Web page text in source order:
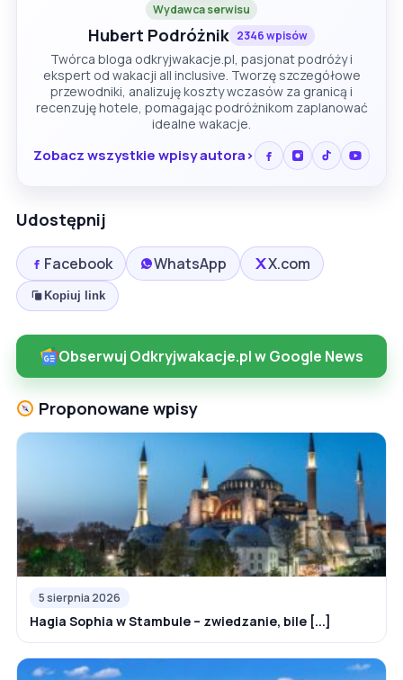
Wydawca serwisu
Hubert Podróżnik 2346 wpisów
Twórca bloga odkryjwakacje.pl, pasjonat podróży i
ekspert od wakacji all inclusive. Tworzę szczegółowe
przewodniki, analizuję koszty wczasów za granicą i
recenzuję hotele, pomagając podróżnikom zaplanować
idealne wakacje.
Zobacz wszystkie wpisy autora
Udostępnij
Facebook WhatsApp X.com
Kopiuj link
Obserwuj Odkryjwakacje.pl w Google News
Proponowane wpisy
5 sierpnia 2026
Hagia Sophia w Stambule – zwiedzanie, bile [...]